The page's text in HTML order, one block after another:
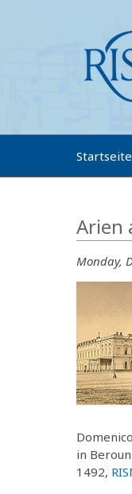
Startseite
Arien
Monday,
in
1492,